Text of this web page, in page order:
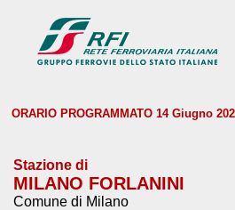
ORARIO PROGRAMMATO 14 Giugno
Stazione di
MILANO FORLANINI
Comune di Milano